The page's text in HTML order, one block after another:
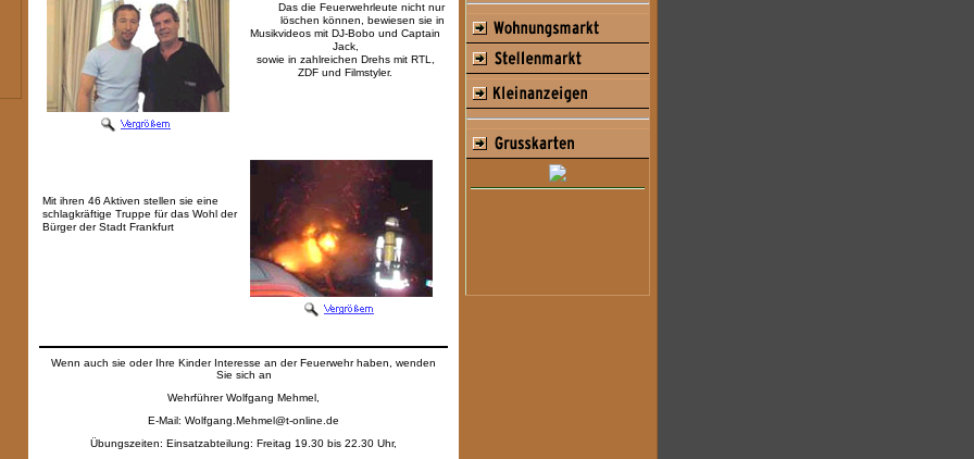
Das die Feuerwehrleute nicht nur
löschen können, bewiesen sie in
Musikvideos mit DJ-Bobo und Captain
Jack,
sowie in zahlreichen Drehs mit RTL,
ZDF und Filmstyler.
Mit ihren 46 Aktiven stellen sie eine
schlagkräftige Truppe für das Wohl der
Bürger der Stadt Frankfurt
Wenn auch sie oder Ihre Kinder Interesse an der Feuerwehr haben, wenden
Sie sich an
Wehrführer Wolfgang Mehmel,
E-Mail: Wolfgang.Mehmel@t-online.de
Übungszeiten: Einsatzabteilung: Freitag 19.30 bis 22.30 Uhr,